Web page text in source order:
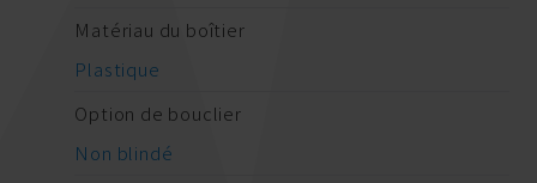
Matériau du boîtier
Plastique
Option de bouclier
Non blindé